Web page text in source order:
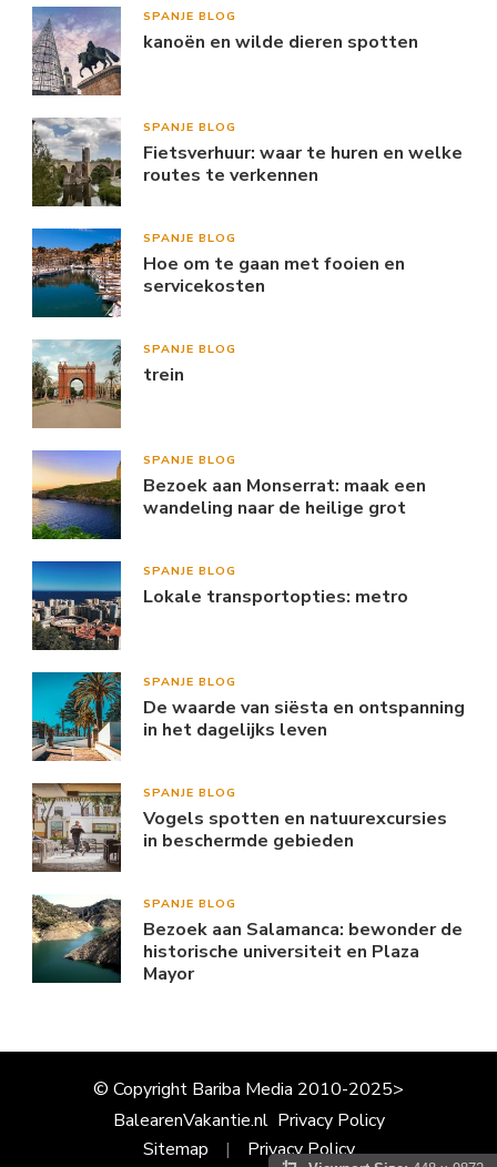
SPANJE BLOG
kanoën en wilde dieren spotten
SPANJE BLOG
Fietsverhuur: waar te huren en welke
routes te verkennen
SPANJE BLOG
Hoe om te gaan met fooien en
servicekosten
SPANJE BLOG
trein
SPANJE BLOG
Bezoek aan Monserrat: maak een
wandeling naar de heilige grot
SPANJE BLOG
Lokale transportopties: metro
SPANJE BLOG
De waarde van siësta en ontspanning
in het dagelijks leven
SPANJE BLOG
Vogels spotten en natuurexcursies
in beschermde gebieden
SPANJE BLOG
Bezoek aan Salamanca: bewonder de
historische universiteit en Plaza
Mayor
© Copyright Bariba Media 2010-2025>
BalearenVakantie.nl Privacy Policy
Sitemap
Privacy Policy